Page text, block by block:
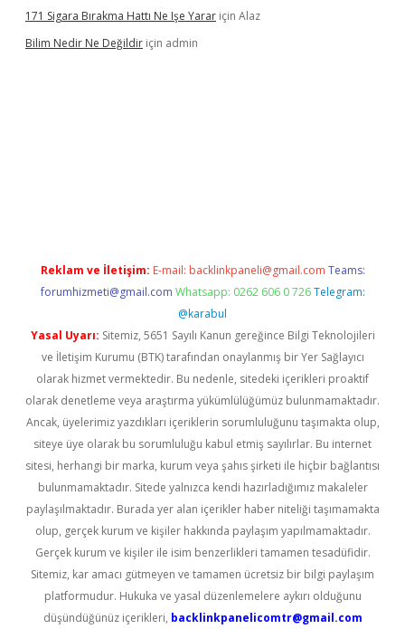
171 Sigara Bırakma Hattı Ne Işe Yarar için Alaz
Bilim Nedir Ne Değildir için admin
Reklam ve İletişim: E-mail: backlinkpaneli@gmail.com Teams:
forumhizmeti@gmail.com Whatsapp: 0262 606 0 726 Telegram:
@karabul
Yasal Uyarı: Sitemiz, 5651 Sayılı Kanun gereğince Bilgi Teknolojileri
ve İletişim Kurumu (BTK) tarafından onaylanmış bir Yer Sağlayıcı
olarak hizmet vermektedir. Bu nedenle, sitedeki içerikleri proaktif
olarak denetleme veya araştırma yükümlülüğümüz bulunmamaktadır.
Ancak, üyelerimiz yazdıkları içeriklerin sorumluluğunu taşımakta olup,
siteye üye olarak bu sorumluluğu kabul etmiş sayılırlar. Bu internet
sitesi, herhangi bir marka, kurum veya şahıs şirketi ile hiçbir bağlantısı
bulunmamaktadır. Sitede yalnızca kendi hazırladığımız makaleler
paylaşılmaktadır. Burada yer alan içerikler haber niteliği taşımamakta
olup, gerçek kurum ve kişiler hakkında paylaşım yapılmamaktadır.
Gerçek kurum ve kişiler ile isim benzerlikleri tamamen tesadüfidir.
Sitemiz, kar amacı gütmeyen ve tamamen ücretsiz bir bilgi paylaşım
platformudur. Hukuka ve yasal düzenlemelere aykırı olduğunu
düşündüğünüz içerikleri, backlinkpanelicomtr@gmail.com